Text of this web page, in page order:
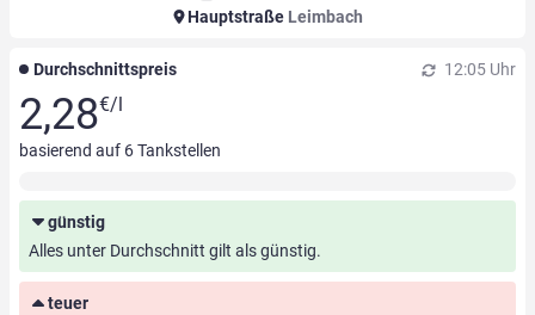
Hauptstraße Leimbach
Durchschnittspreis 12:05 Uhr
2,28€/l
basierend auf 6Tankstellen
günstig
Alles unter Durchschnitt gilt als günstig.
teuer